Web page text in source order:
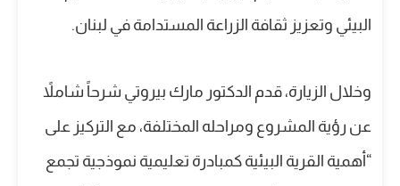
البيئي وتعزيز ثقافة الزراعة المستدامة في لبنان.
وخلال الزيارة، قدم الدكتور مارك بيروتي شرحاً شاملاً
عن رؤية المشروع ومراحله المختلفة، مع التركيز على
“أهمية القرية البيئية كمبادرة تعليمية نموذجية تجمع